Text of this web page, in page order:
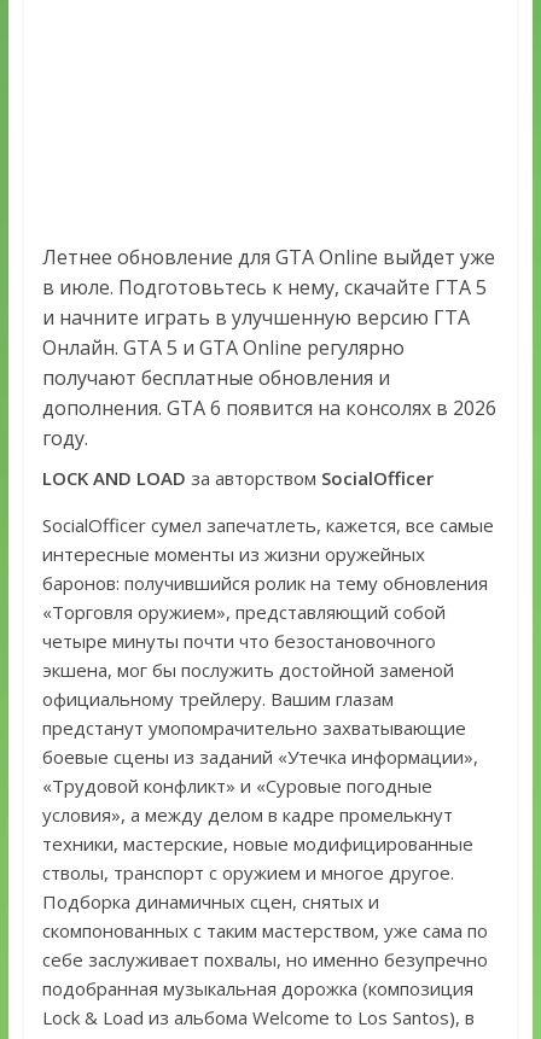
Летнее обновление для GTA Online выйдет уже
в июле. Подготовьтесь к нему, скачайте ГТА 5
и начните играть в улучшенную версию ГТА
Онлайн. GTA 5 и GTA Online регулярно
получают бесплатные обновления и
дополнения. GTA 6 появится на консолях в 2026
году.
LOCK AND LOAD за авторством SocialOfficer
SocialOfficer сумел запечатлеть, кажется, все самые
интересные моменты из жизни оружейных
баронов: получившийся ролик на тему обновления
«Торговля оружием», представляющий собой
четыре минуты почти что безостановочного
экшена, мог бы послужить достойной заменой
официальному трейлеру. Вашим глазам
предстанут умопомрачительно захватывающие
боевые сцены из заданий «Утечка информации»,
«Трудовой конфликт» и «Суровые погодные
условия», а между делом в кадре промелькнут
техники, мастерские, новые модифицированные
стволы, транспорт с оружием и многое другое.
Подборка динамичных сцен, снятых и
скомпонованных с таким мастерством, уже сама по
себе заслуживает похвалы, но именно безупречно
подобранная музыкальная дорожка (композиция
Lock & Load из альбома Welcome to Los Santos), в